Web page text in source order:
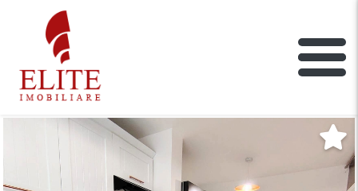
ELITE IMOBILIARE
Main Nav